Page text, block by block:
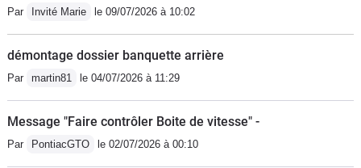
Par Invité Marie le 09/07/2026 à 10:02
démontage dossier banquette arrière
Par martin81 le 04/07/2026 à 11:29
Message "Faire contrôler Boite de vitesse" -
Par PontiacGTO le 02/07/2026 à 00:10